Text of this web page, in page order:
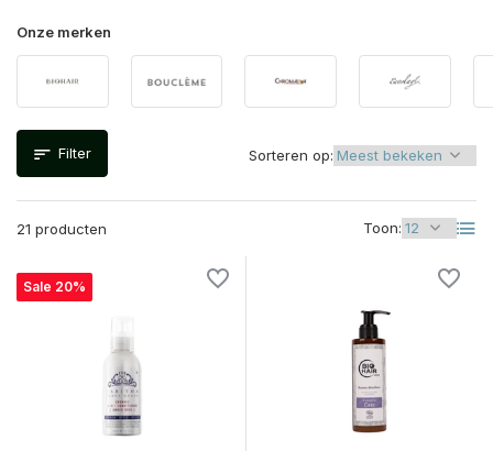
Onze merken
Filter
21 producten Toon:
Sorteren op:
Sale 20%